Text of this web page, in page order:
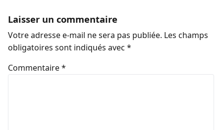
Laisser un commentaire
Votre adresse e-mail ne sera pas publiée. Les champs
obligatoires sont indiqués avec *
Commentaire*